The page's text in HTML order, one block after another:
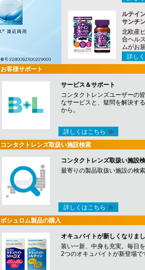
ルテイ
サンチ
北欧産
合ヘル
ムがお
詳し
お客様サポート
サービス＆サポート
コンタクトレンズユーザーの
なサービスと、疑問を解決す
から。
詳しくはこちら
コンタクトレンズ取扱い施設検索
コンタクトレンズ取扱い施設
最寄りの製品取扱い施設の検
詳しくはこちら
ボシュロム製品の購入
オキュバイトが新しくなりまし
装い一新、中身も充実。毎日
2つのオキュバイトが新登場で